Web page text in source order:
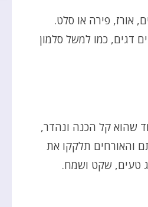
אורז, פירה או סלט.
דגים, כמו למשל סלמון
שהוא קל הכנה ונהדר,
והאורחים תלקקו את
טעים, שקט ושמח.